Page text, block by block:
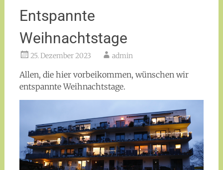
Entspannte
Weihnachtstage
25. Dezember 2023 admin
Allen, die hier vorbeikommen, wünschen wir
entspannte Weihnachtstage.